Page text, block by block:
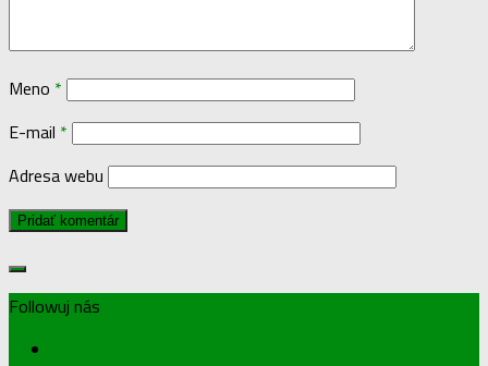
Meno *
E-mail *
Adresa webu
Followuj nás